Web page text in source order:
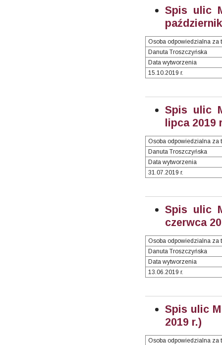
Spis ulic
Osoba odpowiedzialna za
Danuta Troszczyńska
Data wytworzenia
15.10.2019 r.
Spis ulic
lipca 2019
Osoba odpowiedzialna za
Danuta Troszczyńska
Data wytworzenia
31.07.2019 r.
Spis ulic
czerwca
Osoba odpowiedzialna za
Danuta Troszczyńska
Data wytworzenia
13.06.2019 r.
Spis ulic
2019 r.)
Osoba odpowiedzialna za